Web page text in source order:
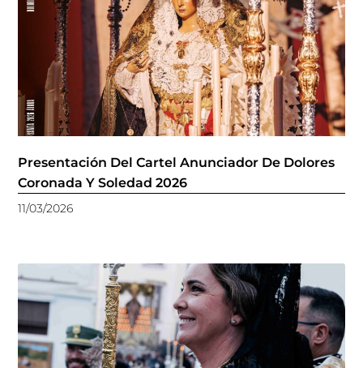
Presentación Del Cartel Anunciador De Dolores
Coronada Y Soledad 2026
11/03/2026